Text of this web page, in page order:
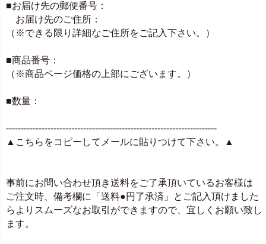
■お届け先の郵便番号：
お届け先のご住所：
（※できる限り詳細なご住所をご記入下さい。）
■商品番号：
（※商品ページ価格の上部にございます。）
■数量：
-----------------------------------------------------------------------
▲こちらをコピーしてメールに貼りつけて下さい。▲
事前にお問い合わせ頂き送料をご了承頂いているお客様は
ご注文時、備考欄に「送料●円了承済」とご記入頂けました
らよりスムーズなお取引ができますので、宜しくお願い致し
ます。